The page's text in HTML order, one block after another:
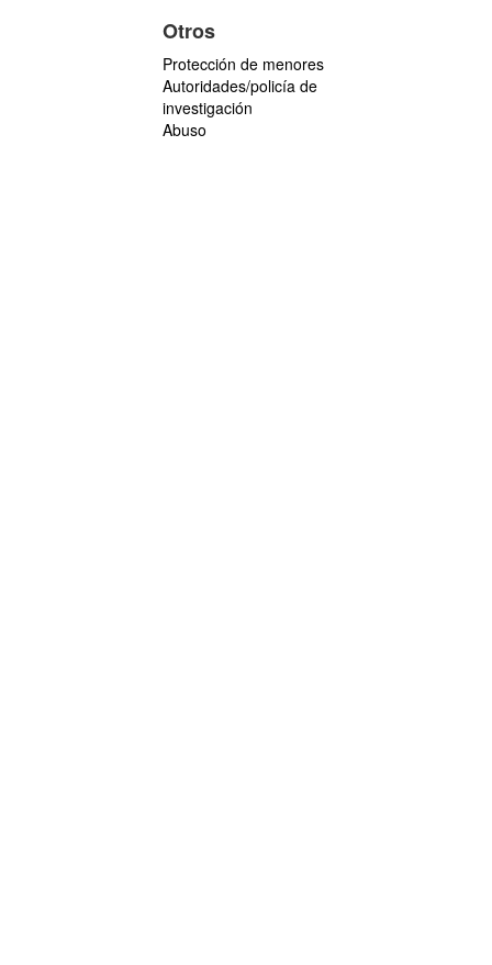
Otros
Protección de menores
Autoridades/policía de
investigación
Abuso